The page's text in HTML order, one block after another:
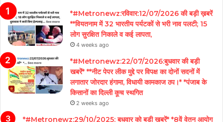
*#Metronewz:रविवार:12/07/2026 की बड़ी ख़बरें
**वियतनाम में 32 भारतीय पर्यटकों से भरी नाव पलटी; 15
लोग सुरक्षित निकाले व कई लापता,
4 weeks ago
*#Metronewz:22/07/2026:बुधवार की बड़ी
खबरें* **नीट पेपर लीक मुद्दे पर विपक्ष का दोनों सदनों में
लगातार जोरदार हंगामा, विधायी कामकाज ठप।* *पंजाब के
किसानों का दिल्ली कूच स्थगित
2 weeks ago
*#Metronewz:29/10/2025: बुधवार को बड़ी खबरें* *8वें वेतन आयोग